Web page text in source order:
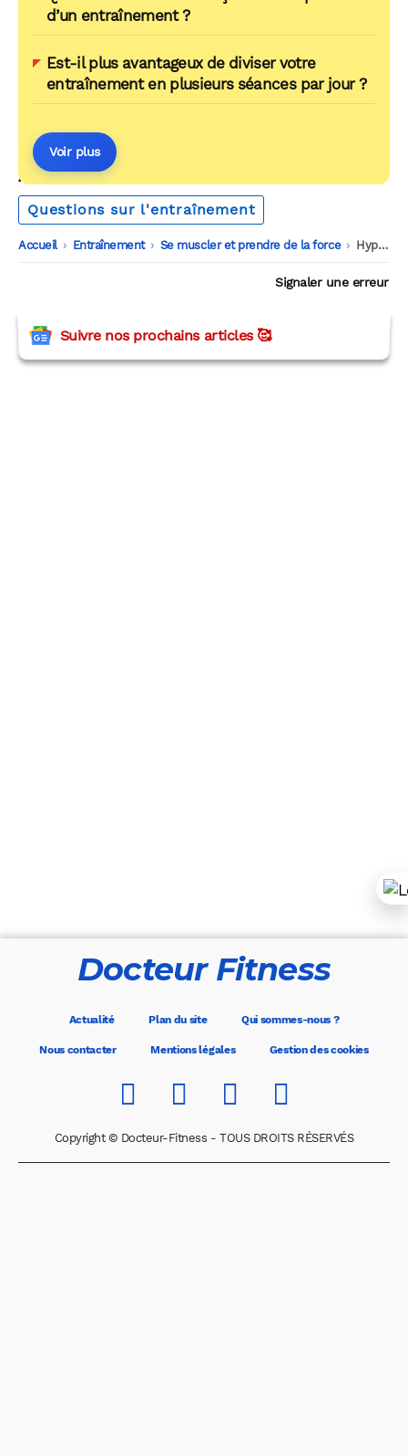
d’un entraînement ?
Est-il plus avantageux de diviser votre
entraînement en plusieurs séances par jour ?
Voir plus
AUTOUR DU MÊME THÈME
Questions sur l'entraînement
Accueil -
Entraînement -
Se muscler et prendre de la force -
Hyperextensions ou hyperextensions inversées : quel est le meilleur pour la chaîne postérieure ?
Signaler une erreur
Suivre nos prochains articles 🥰
Docteur Fitness
Actualité Plan du site Qui sommes-nous ?
Nous contacter Mentions légales Gestion des cookies
Copyright © Docteur-Fitness - TOUS DROITS RÉSERVÉS